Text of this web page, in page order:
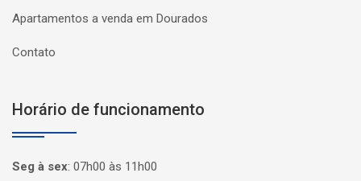
Apartamentos a venda em Dourados
Contato
Horário de funcionamento
Seg à sex: 07h00 às 11h00